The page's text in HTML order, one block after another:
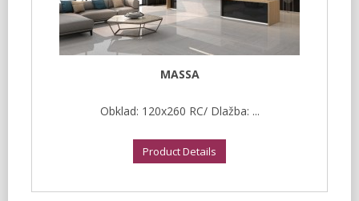
MASSA
Obklad: 120x260 RC/ Dlažba: ...
Product Details